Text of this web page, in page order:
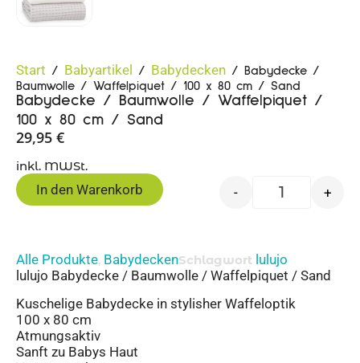
Start / Babyartikel / Babydecken / Babydecke /
Baumwolle / Waffelpiquet / 100 x 80 cm / Sand
Babydecke / Baumwolle / Waffelpiquet /
100 x 80 cm / Sand
29,95 €
inkl. MWSt.
- +
In den Warenkorb
Alle Produkte, BabydeckenSchlagwort lulujo
lulujo Babydecke / Baumwolle / Waffelpiquet / Sand
Kuschelige Babydecke in stylisher Waffeloptik
100 x 80 cm
Atmungsaktiv
Sanft zu Babys Haut